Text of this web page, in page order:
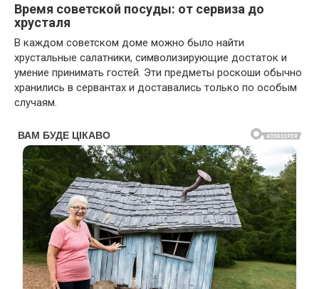
Время советской посуды: от сервиза до
хрусталя
В каждом советском доме можно было найти
хрустальные салатники, символизирующие достаток и
умение принимать гостей. Эти предметы роскоши обычно
хранились в сервантах и доставались только по особым
случаям.